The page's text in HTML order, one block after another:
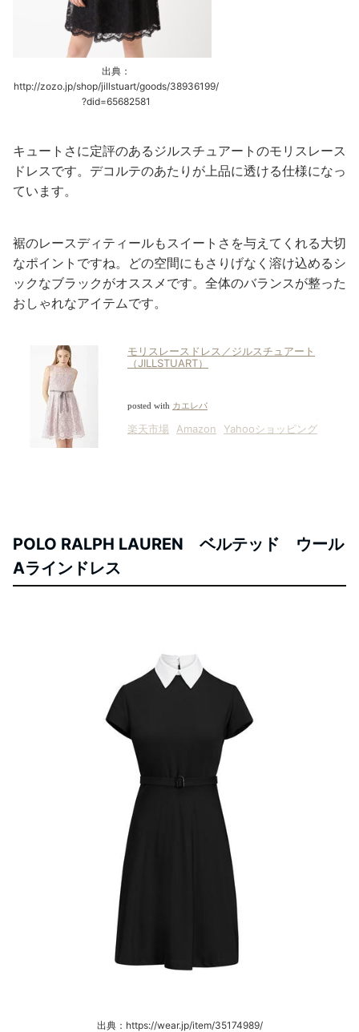
出典：
http://zozo.jp/shop/jillstuart/goods/38936199/
?did=65682581
キュートさに定評のあるジルスチュアートのモリスレース
ドレスです。デコルテのあたりが上品に透ける仕様になっ
ています。
裾のレースディティールもスイートさを与えてくれる大切
なポイントですね。どの空間にもさりげなく溶け込めるシ
ックなブラックがオススメです。全体のバランスが整った
おしゃれなアイテムです。
モリスレースドレス／ジルスチュアート
（JILLSTUART）
posted with カエレバ
楽天市場 Amazon Yahooショッピング
POLO RALPH LAUREN ベルテッド ウール
Aラインドレス
出典：https://wear.jp/item/35174989/